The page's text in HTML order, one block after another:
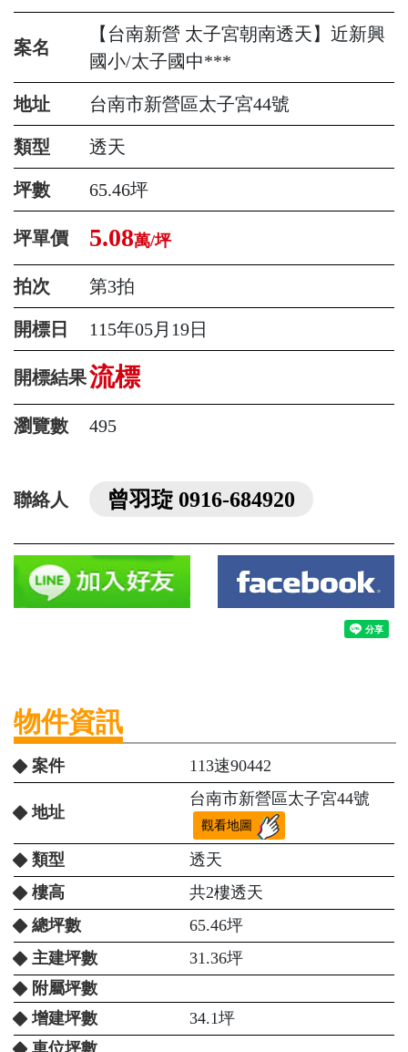
案名
【台南新營 太子宮朝南透天】近新興
國小/太子國中***
地址 台南市新營區太子宮44號
類型 透天
坪數 65.46坪
坪單價 5.08萬/坪
拍次 第3拍
開標日 115年05月19日
開標結果流標
瀏覽數 495
聯絡人 曾羽琁 0916-684920
物件資訊
案件 113速90442
地址
台南市新營區太子宮44號
觀看地圖
類型
透天
樓高
共2樓透天
總坪數
65.46坪
主建坪數
31.36坪
附屬坪數
增建坪數
34.1坪
車位坪數